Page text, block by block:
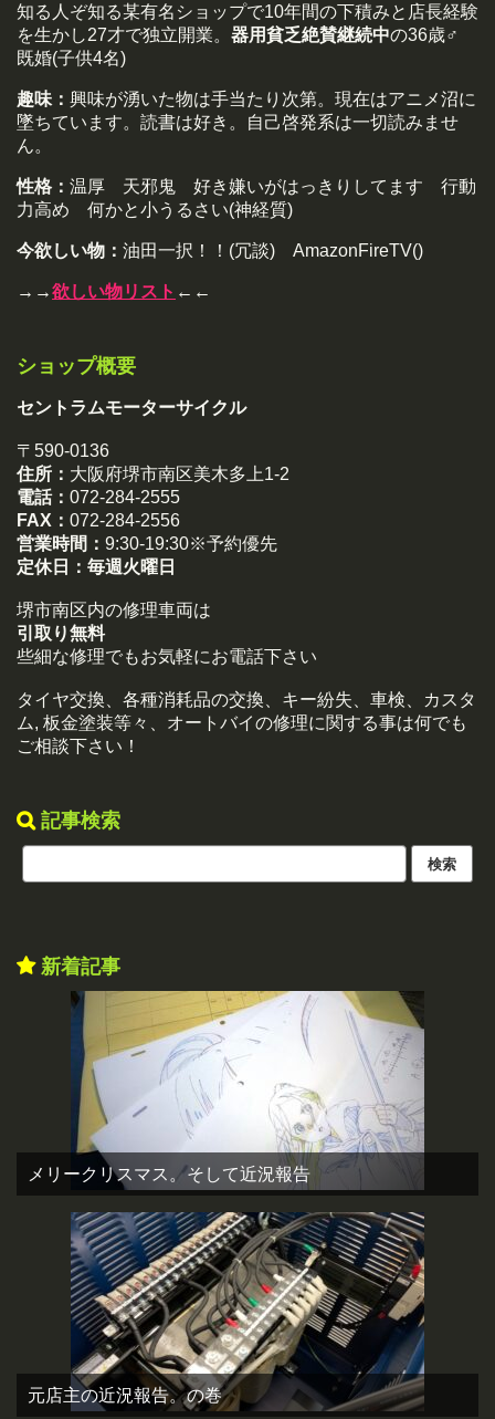
知る人ぞ知る某有名ショップで10年間の下積みと店長経験
を生かし27才で独立開業。 器用貧乏絶賛継続中の36歳♂
既婚(子供4名)
趣味： 興味が湧いた物は手当たり次第。現在はアニメ沼に
墜ちています。読書は好き。自己啓発系は一切読みませ
ん。
性格： 温厚 天邪鬼 好き嫌いがはっきりしてます 行動
力高め 何かと小うるさい(神経質)
今欲しい物： 油田一択！！(冗談) AmazonFireTV()
→→欲しい物リスト ←←
ショップ概要
セントラムモーターサイクル
〒590-0136
住所： 大阪府堺市南区美木多上1-2
電話： 072-284-2555
FAX： 072-284-2556
営業時間： 9:30-19:30※予約優先
定休日： 毎週火曜日
堺市南区内の修理車両は
引取り無料
些細な修理でもお気軽にお電話下さい
タイヤ交換、各種消耗品の交換、キー紛失、車検、カスタ
ム, 板金塗装等々、オートバイの修理に関する事は何でも
ご相談下さい！
記事検索
新着記事
メリークリスマス。そして近況報告
元店主の近況報告。の巻